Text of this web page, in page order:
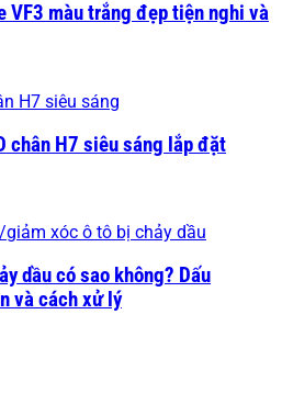
VF3 màu trắng đẹp tiện nghi và
chân H7 siêu sáng lắp đặt
dầu có sao không? Dấu
và cách xử lý